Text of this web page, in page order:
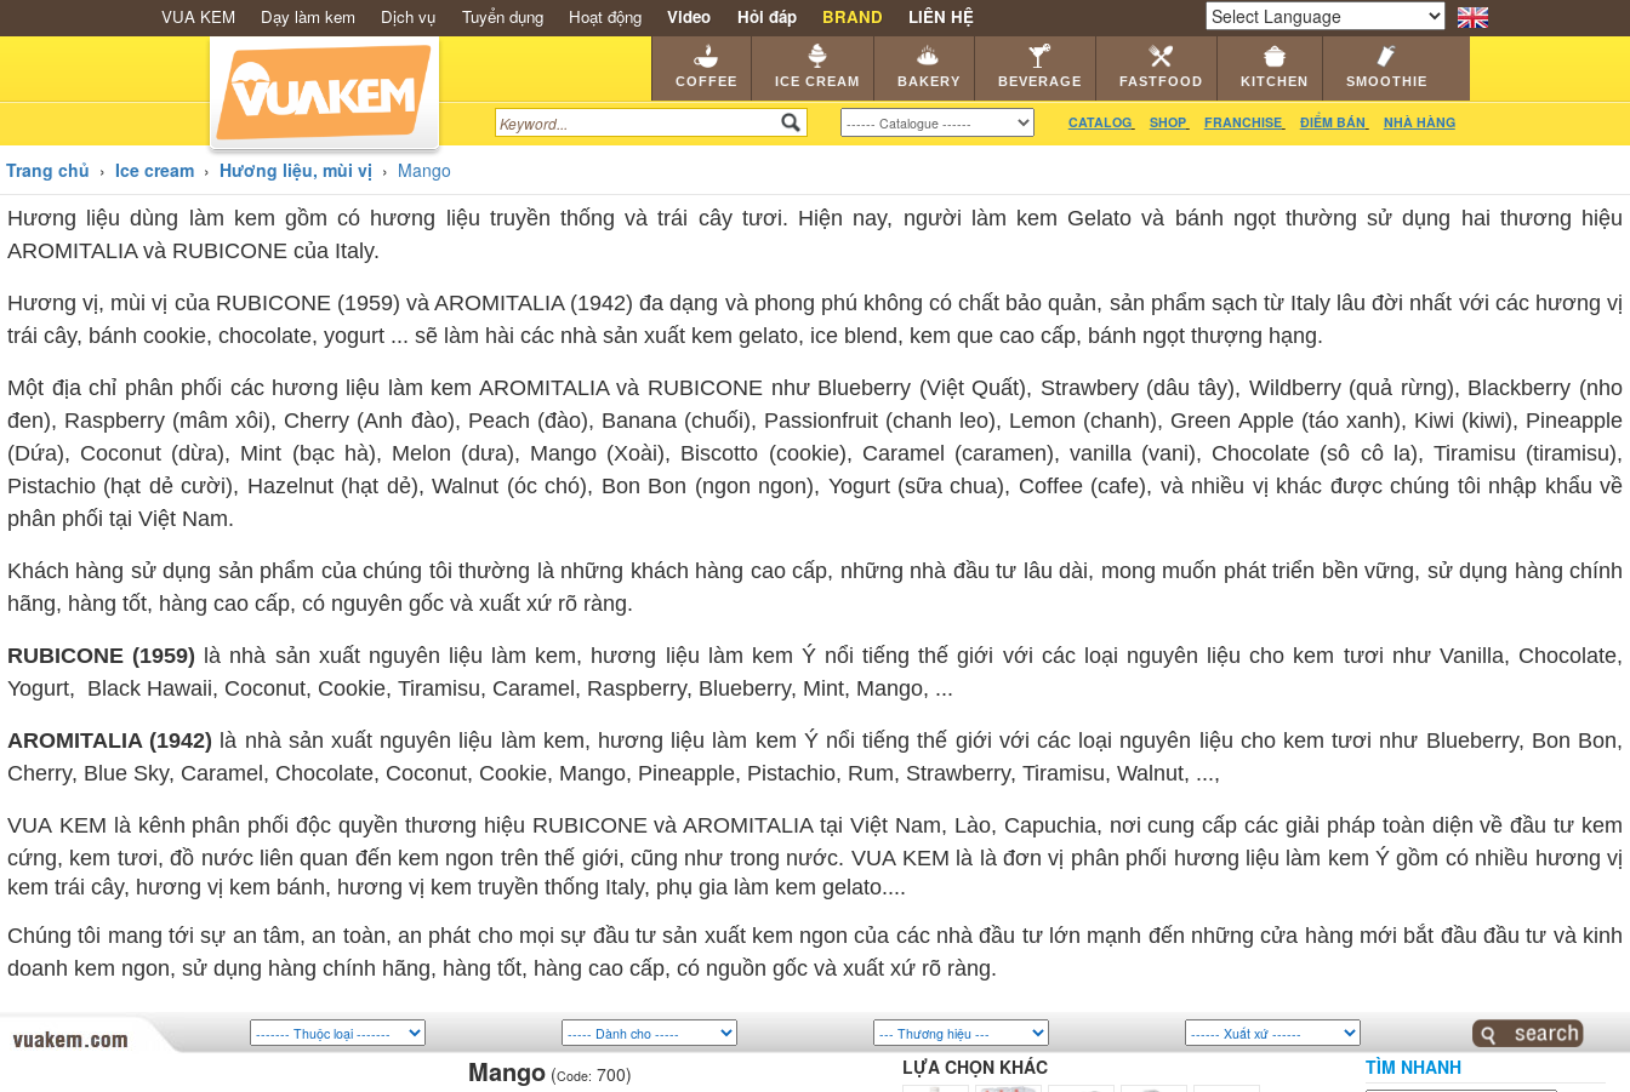
SHOP KEM NGON HẠT CAFE NHÀ HÀNG VIDEO HỎI ĐÁP LIÊN HỆ
VUA KEM Dạy làm kem Dịch vụ Tuyển dụng Hoạt động Video Hỏi đáp BRAND LIÊN HỆ
Powered by Translate
COFFEE ICE CREAM BAKERY BEVERAGE FASTFOOD KITCHEN SMOOTHIE
CATALOG SHOP FRANCHISE ĐIỂM BÁN NHÀ HÀNG
Trang chủ › Ice cream › Hương liệu, mùi vị › Mango
Hương liệu dùng làm kem gồm có hương liệu truyền thống và trái cây tươi. Hiện nay, người làm kem Gelato và bánh ngọt thường sử dụng hai thương hiệu
AROMITALIA và RUBICONE của Italy.
Hương vị, mùi vị của RUBICONE (1959) và AROMITALIA (1942) đa dạng và phong phú không có chất bảo quản, sản phẩm sạch từ Italy lâu đời nhất với các hương vị
trái cây, bánh cookie, chocolate, yogurt ... sẽ làm hài các nhà sản xuất kem gelato, ice blend, kem que cao cấp, bánh ngọt thượng hạng.
Một địa chỉ phân phối các hương liệu làm kem AROMITALIA và RUBICONE như Blueberry (Việt Quất), Strawbery (dâu tây), Wildberry (quả rừng), Blackberry (nho
đen), Raspberry (mâm xôi), Cherry (Anh đào), Peach (đào), Banana (chuối), Passionfruit (chanh leo), Lemon (chanh), Green Apple (táo xanh), Kiwi (kiwi), Pineapple
(Dứa), Coconut (dừa), Mint (bạc hà), Melon (dưa), Mango (Xoài), Biscotto (cookie), Caramel (caramen), vanilla (vani), Chocolate (sô cô la), Tiramisu (tiramisu),
Pistachio (hạt dẻ cười), Hazelnut (hạt dẻ), Walnut (óc chó), Bon Bon (ngon ngon), Yogurt (sữa chua), Coffee (cafe), và nhiều vị khác được chúng tôi nhập khẩu về
phân phối tại Việt Nam.
Khách hàng sử dụng sản phẩm của chúng tôi thường là những khách hàng cao cấp, những nhà đầu tư lâu dài, mong muốn phát triển bền vững, sử dụng hàng chính
hãng, hàng tốt, hàng cao cấp, có nguyên gốc và xuất xứ rõ ràng.
RUBICONE (1959) là nhà sản xuất nguyên liệu làm kem, hương liệu làm kem Ý nổi tiếng thế giới với các loại nguyên liệu cho kem tươi như Vanilla, Chocolate,
Yogurt, Black Hawaii, Coconut, Cookie, Tiramisu, Caramel, Raspberry, Blueberry, Mint, Mango, ...
AROMITALIA (1942) là nhà sản xuất nguyên liệu làm kem, hương liệu làm kem Ý nổi tiếng thế giới với các loại nguyên liệu cho kem tươi như Blueberry, Bon Bon,
Cherry, Blue Sky, Caramel, Chocolate, Coconut, Cookie, Mango, Pineapple, Pistachio, Rum, Strawberry, Tiramisu, Walnut, ...,
VUA KEM là kênh phân phối độc quyền thương hiệu RUBICONE và AROMITALIA tại Việt Nam, Lào, Capuchia, nơi cung cấp các giải pháp toàn diện về đầu tư kem
cứng, kem tươi, đồ nước liên quan đến kem ngon trên thế giới, cũng như trong nước. VUAKEM là là đơn vị phân phối hương liệu làm kem Ý gồm có nhiều hương vị
kem trái cây, hương vị kem bánh, hương vị kem truyền thống Italy, phụ gia làm kem gelato....
Chúng tôi mang tới sự an tâm, an toàn, an phát cho mọi sự đầu tư sản xuất kem ngon của các nhà đầu tư lớn mạnh đến những cửa hàng mới bắt đầu đầu tư và kinh
doanh kem ngon, sử dụng hàng chính hãng, hàng tốt, hàng cao cấp, có nguồn gốc và xuất xứ rõ ràng.
Mango(Code: 700)
LỰA CHỌN KHÁC TÌM NHANH